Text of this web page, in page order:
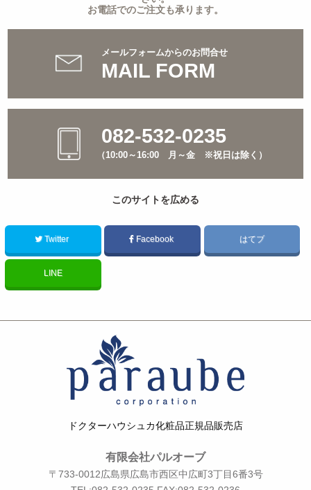
お電話でのご注文も承ります。
メールフォームからのお問合せ
MAIL FORM
082-532-0235
（10:00～16:00 月～金 ※祝日は除く）
このサイトを広める
Twitter Facebook はてブ
LINE
ドクターハウシュカ化粧品正規品販売店
有限会社パルオーブ
〒733-0012広島県広島市西区中広町3丁目6番3号